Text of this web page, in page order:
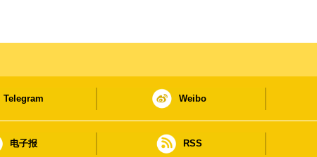
Telegram Weibo
电子报 RSS